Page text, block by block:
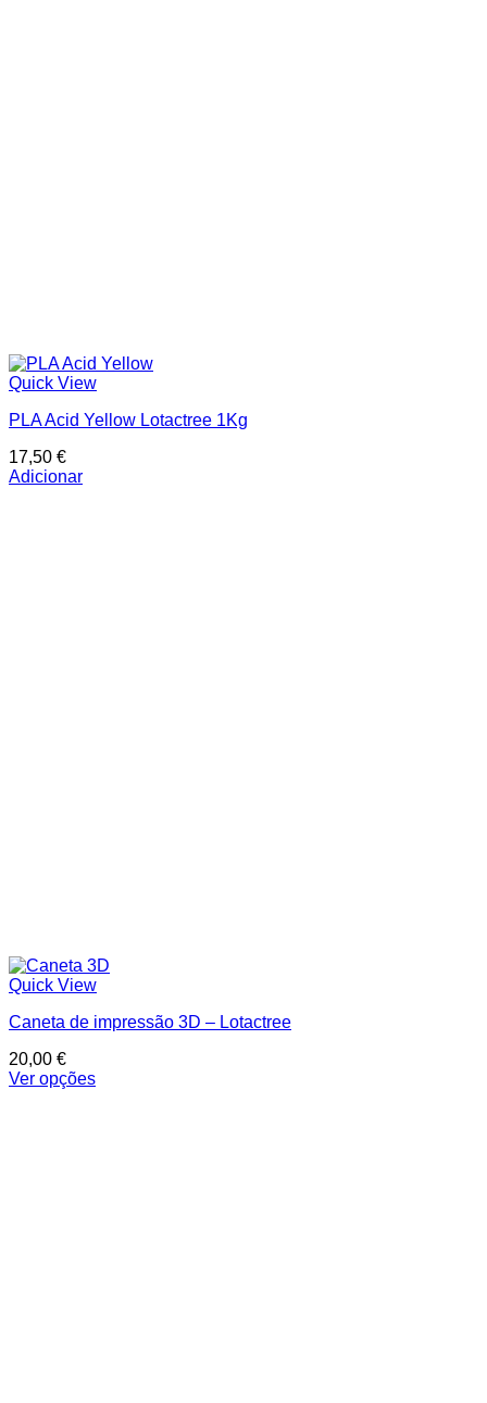
Quick View
PLA Acid Yellow Lotactree 1Kg
17,50 €
Adicionar
Quick View
Caneta de impressão 3D – Lotactree
20,00 €
Ver opções